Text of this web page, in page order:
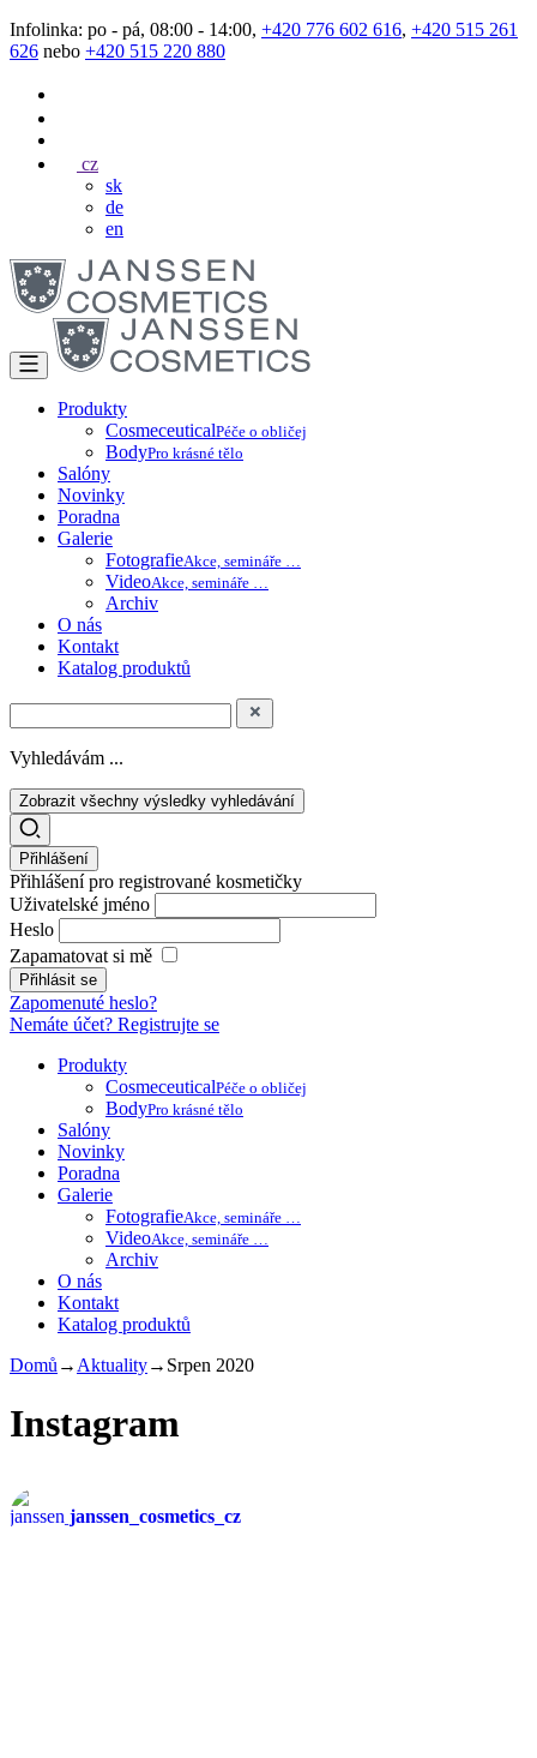
Infolinka: po - pá, 08:00 - 14:00, +420 776 602 616, +420 515 261
626 nebo +420 515 220 880
cz
sk
de
en
Produkty
CosmeceuticalPéče o obličej
BodyPro krásné tělo
Salóny
Novinky
Poradna
Galerie
FotografieAkce, semináře …
VideoAkce, semináře …
Archiv
O nás
Kontakt
Katalog produktů
Vyhledávám ...
Zobrazit všechny výsledky vyhledávání
Přihlášení
Přihlášení pro registrované kosmetičky
Uživatelské jméno
Heslo
Zapamatovat si mě
Zapomenuté heslo?
Nemáte účet? Registrujte se
Produkty
CosmeceuticalPéče o obličej
BodyPro krásné tělo
Salóny
Novinky
Poradna
Galerie
FotografieAkce, semináře …
VideoAkce, semináře …
Archiv
O nás
Kontakt
Katalog produktů
Domů → Aktuality→ Srpen 2020
Instagram
janssen_cosmetics_cz